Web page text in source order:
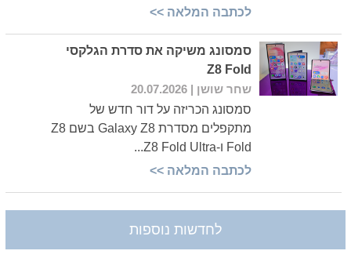
לכתבה המלאה >>
סמסונג משיקה את סדרת הגלקסי
Z8 Fold
שחר שושן | 20.07.2026
סמסונג הכריזה על דור חדש של
מתקפלים מסדרת Galaxy Z8 בשם Z8
Fold ו-Z8 Fold Ultra...
לכתבה המלאה >>
לחדשות נוספות